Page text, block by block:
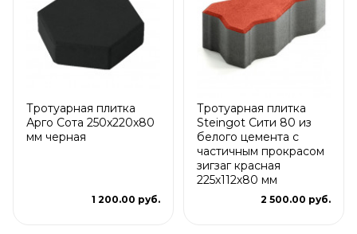
Тротуарная плитка
Арго Сота 250x220x80
мм черная
1 200.00 руб.
Тротуарная плитка
Steingot Сити 80 из
белого цемента с
частичным прокрасом
зигзаг красная
225х112х80 мм
2 500.00 руб.